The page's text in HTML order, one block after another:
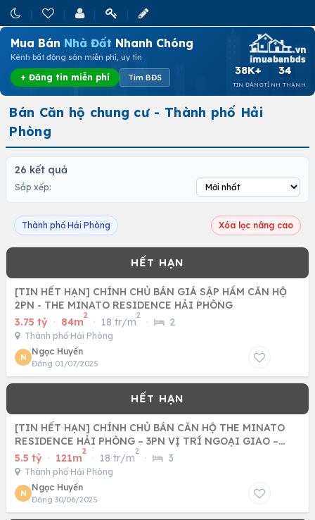
Mua Bán Nhà Đất Nhanh Chóng
Kênh bất động sản miễn phí, uy tín
+ Đăng tin miễn phí Tìm BĐS
38K+
TIN ĐĂNG
34
TỈNH THÀNH
Bán Căn hộ chung cư - Thành phố Hải
Phòng
26 kết quả
Sắp xếp:
Thành phố Hải Phòng Xóa lọc nâng cao
[TIN HẾT HẠN] CHÍNH CHỦ BÁN GIÁ SẬP HẦM CĂN HỘ
2PN - THE MINATO RESIDENCE HẢI PHÒNG
3.75 tỷ · 84m
2
· 18 tr/m
2
· 2
Thành phố Hải Phòng
N
Ngọc Huyền
Đăng 01/07/2025
[TIN HẾT HẠN] CHÍNH CHỦ BÁN CĂN HỘ THE MINATO
RESIDENCE HẢI PHÒNG – 3PN VỊ TRÍ NGOẠI GIAO –
QUỸ CĂN ĐÃ HẾT
5.5 tỷ · 121m
2
· 18 tr/m
2
· 3
Thành phố Hải Phòng
N
Ngọc Huyền
Đăng 30/06/2025